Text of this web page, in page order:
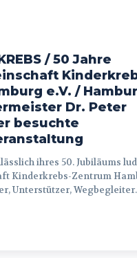
/ 50 Jahre
e.V. /
Dr. Peter
besuchte
Kinderkrebs-Zentrum
Unterstützer,